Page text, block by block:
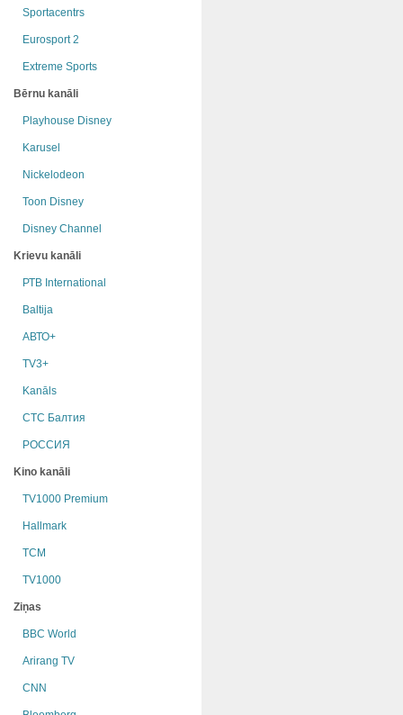
Sportacentrs
Eurosport 2
Extreme Sports
Bērnu kanāli
Playhouse Disney
Karusel
Nickelodeon
Toon Disney
Disney Channel
Krievu kanāli
РТB International
Baltija
АВТО+
TV3+
Kanāls
СТС Балтия
РОССИЯ
Kino kanāli
TV1000 Premium
Hallmark
TCM
TV1000
Ziņas
BBC World
Arirang TV
CNN